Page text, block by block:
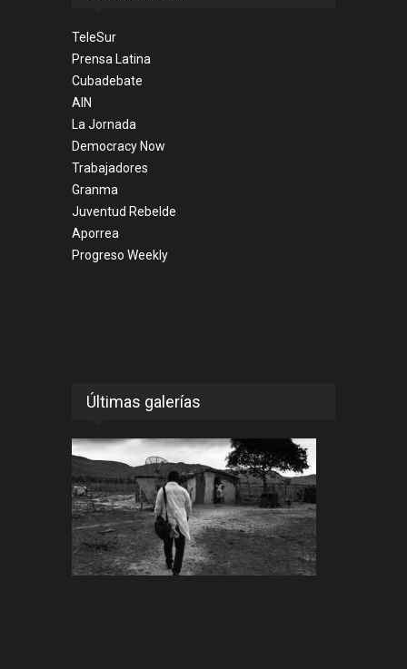
TeleSur
Prensa Latina
Cubadebate
AIN
La Jornada
Democracy Now
Trabajadores
Granma
Juventud Rebelde
Aporrea
Progreso Weekly
Últimas galerías